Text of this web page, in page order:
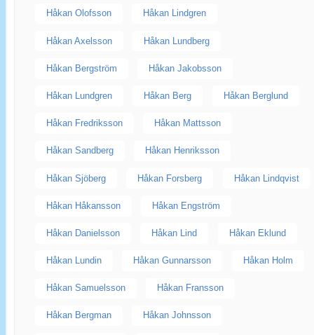
Håkan Olofsson Håkan Lindgren
Håkan Axelsson Håkan Lundberg
Håkan Bergström Håkan Jakobsson
Håkan Lundgren Håkan Berg Håkan Berglund
Håkan Fredriksson Håkan Mattsson
Håkan Sandberg Håkan Henriksson
Håkan Sjöberg Håkan Forsberg Håkan Lindqvist
Håkan Håkansson Håkan Engström
Håkan Danielsson Håkan Lind Håkan Eklund
Håkan Lundin Håkan Gunnarsson Håkan Holm
Håkan Samuelsson Håkan Fransson
Håkan Bergman Håkan Johnsson